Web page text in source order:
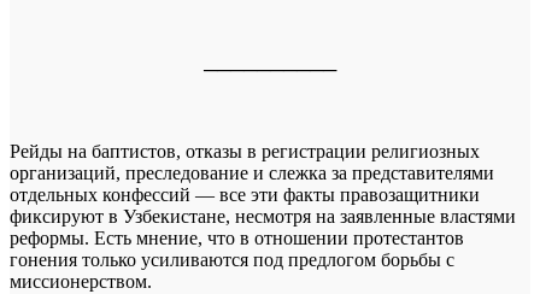
──────────
Рейды на баптистов, отказы в регистрации религиозных
организаций, преследование и слежка за представителями
отдельных конфессий — все эти факты правозащитники
фиксируют в Узбекистане, несмотря на заявленные властями
реформы. Есть мнение, что в отношении протестантов
гонения только усиливаются под предлогом борьбы с
миссионерством.